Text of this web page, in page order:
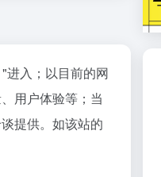
"进入；以目前的网
用户体验等；当
提供。如该站的